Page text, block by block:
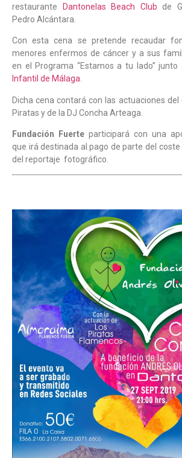
restaurante
Dantonelas Beach Club de
Pedro Alcántara.
Con esta cena se pretende recaudar
menores enfermos de cáncer y a sus
en el Programa “Estamos a tu lado” junto
Infantil de Málaga.
Dicha cena contará con las actuaciones
Piratas y de la DJ Concha Arteaga.
Fundación Fuerte participará con una
que irá destinada al pago de parte del coste
del reportaje fotográfico.